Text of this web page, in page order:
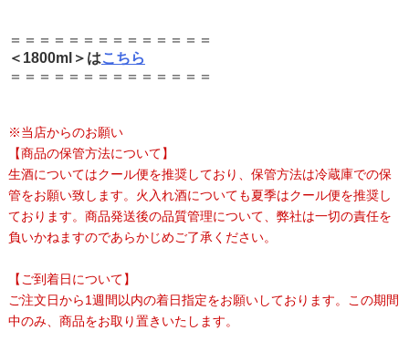
＝＝＝＝＝＝＝＝＝＝＝＝＝＝
＜1800ml＞はこちら
＝＝＝＝＝＝＝＝＝＝＝＝＝＝
※当店からのお願い
【商品の保管方法について】
生酒についてはクール便を推奨しており、保管方法は冷蔵庫での保
管をお願い致します。火入れ酒についても夏季はクール便を推奨し
ております。商品発送後の品質管理について、弊社は一切の責任を
負いかねますのであらかじめご了承ください。
【ご到着日について】
ご注文日から1週間以内の着日指定をお願いしております。この期間
中のみ、商品をお取り置きいたします。